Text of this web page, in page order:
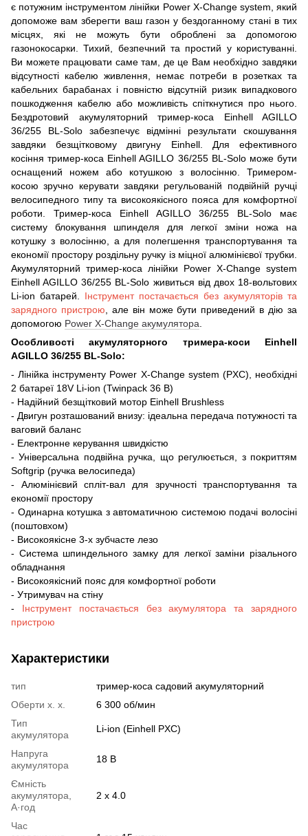
є потужним інструментом лінійки Power X-Change system, який
допоможе вам зберегти ваш газон у бездоганному стані в тих
місцях, які не можуть бути оброблені за допомогою
газонокосарки. Тихий, безпечний та простий у користуванні.
Ви можете працювати саме там, де це Вам необхідно завдяки
відсутності кабелю живлення, немає потреби в розетках та
кабельних барабанах і повністю відсутній ризик випадкового
пошкодження кабелю або можливість спіткнутися про нього.
Бездротовий акумуляторний тример-коса Einhell AGILLO
36/255 BL-Solo забезпечує відмінні результати скошування
завдяки безщітковому двигуну Einhell. Для ефективного
косіння тример-коса Einhell AGILLO 36/255 BL-Solo може бути
оснащений ножем або котушкою з волосінню. Тримером-
косою зручно керувати завдяки регульованій подвійній ручці
велосипедного типу та високоякісного пояса для комфортної
роботи. Тример-коса Einhell AGILLO 36/255 BL-Solo має
систему блокування шпинделя для легкої зміни ножа на
котушку з волосінню, а для полегшення транспортування та
економії простору роздільну ручку із міцної алюмінієвої трубки.
Акумуляторний тример-коса лінійки Power X-Change system
Einhell AGILLO 36/255 BL-Solo живиться від двох 18-вольтових
Li-ion батарей. Інструмент постачається без акумуляторів та
зарядного пристрою , але він може бути приведений в дію за
допомогою Power X-Change акумулятора
Особливості акумуляторного тримера-коси Einhell
AGILLO 36/255 BL-Solo:
- Лінійка інструменту Power X-Change system (PXC), необхідні
2 батареї 18V Li-ion (Twinpack 36 В)
- Надійний безщітковий мотор Einhell Brushless
- Двигун розташований внизу: ідеальна передача потужності та
ваговий баланс
- Електронне керування швидкістю
- Універсальна подвійна ручка, що регулюється, з покриттям
Softgrip (ручка велосипеда)
- Алюмінієвий спліт-вал для зручності транспортування та
економії простору
- Одинарна котушка з автоматичною системою подачі волосіні
(поштовхом)
- Високоякісне 3-х зубчасте лезо
- Система шпиндельного замку для легкої заміни різального
обладнання
- Високоякісний пояс для комфортної роботи
- Утримувач на стіну
- Інструмент постачається без акумулятора та зарядного
пристрою
Характеристики
тип
тример-коса садовий акумуляторний
Оберти х. х.
6 300 об/мин
Тип
акумулятора
Li-ion (Einhell PXC)
Напруга
акумулятора
18 В
Ємність
акумулятора,
А·год
2 х 4.0
Час